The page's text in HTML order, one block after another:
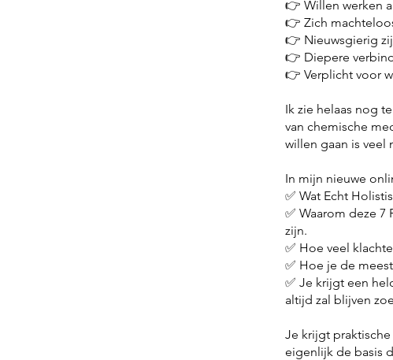
👉 Willen werken
👉 Zich
👉 Nieuwsgierig
👉 Diepere
👉 Verplicht voor
Ik zie helaas nog
van chemische
willen gaan is veel
In mijn nieuwe
✅️ Wat Echt
✅️ Waarom deze
zijn.
✅️ Hoe veel
✅️ Hoe je de
✅️ Je krijgt een
altijd zal blijven
Je krijgt praktische
eigenlijk de basis